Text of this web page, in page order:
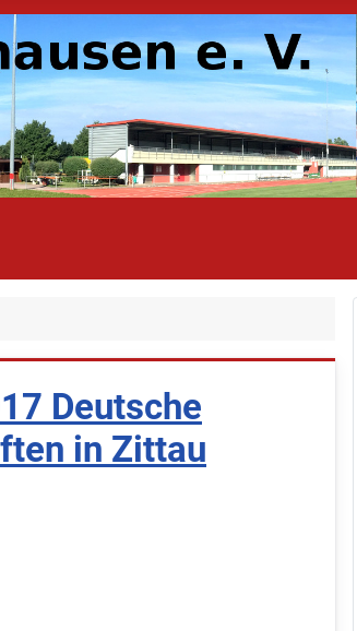
Deutsche
in Zittau